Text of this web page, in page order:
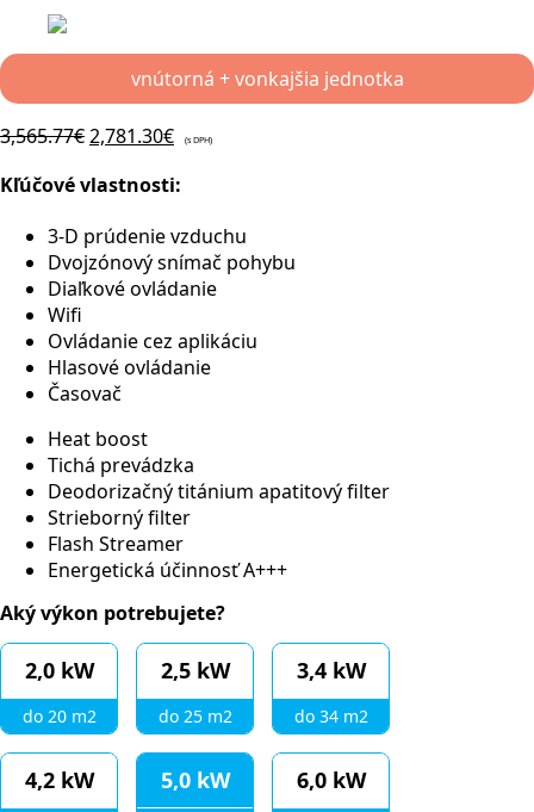
vnútorná + vonkajšia jednotka
3,565.77€ Pôvodná
bola:
2,781.30€Aktuálna
je:
(s DPH)
Kľúčové vlastnosti:
3-D prúdenie vzduchu
Dvojzónový snímač pohybu
Diaľkové ovládanie
Wifi
Ovládanie cez aplikáciu
Hlasové ovládanie
Časovač
Heat boost
Tichá prevádzka
Deodorizačný titánium apatitový filter
Strieborný filter
Flash Streamer
Energetická účinnosť A+++
Aký výkon potrebujete?
2,0 kW
do 20 m2
2,5 kW
do 25 m2
3,4 kW
do 34 m2
4,2 kW 5,0 kW 6,0 kW